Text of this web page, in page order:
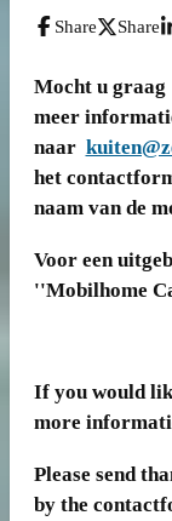
Share Share
Mocht u
meer
naar
het
naam van de
Voor een
''Mobilhome
If you would
more
Please send
by the